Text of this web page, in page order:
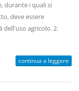
durante i quali si
deve essere
dell'uso agricolo. 2.
continua a leggere